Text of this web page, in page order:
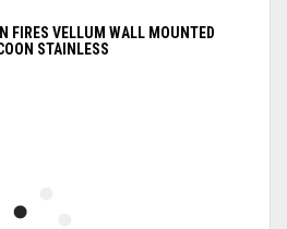
VELLUM WALL MOUNTED
STAINLESS